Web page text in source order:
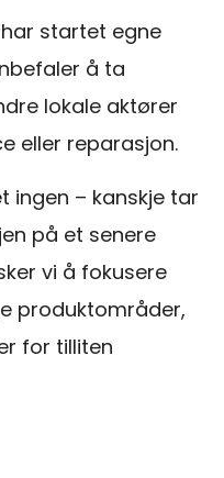
startet egne
å ta
lokale aktører
eller reparasjon.
ingen – kanskje tar
på et senere
vi å fokusere
produktområder,
for tilliten